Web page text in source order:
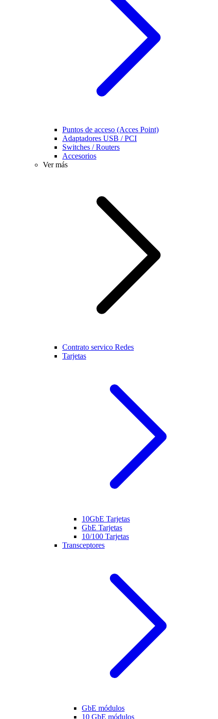
Puntos de acceso (Acces Point)
Adaptadores USB / PCI
Switches / Routers
Accesorios
Ver más
Contrato servico Redes
Tarjetas
10GbE Tarjetas
GbE Tarjetas
10/100 Tarjetas
Transceptores
GbE módulos
10 GbE módulos